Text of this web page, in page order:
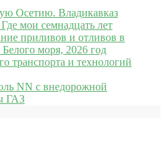
Осетию. Владикавказ
мои семнадцать лет
приливов и отливов в
моря, 2026 год
транспорта и технологий
NN с внедорожной
ГАЗ